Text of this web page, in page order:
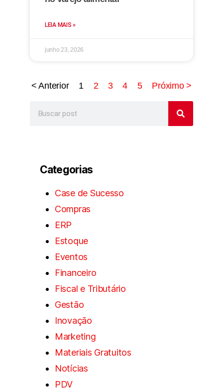
LEIA MAIS »
junho 23, 2026
< Anterior 1 2 3 4 5 Próximo >
Categorias
Case de Sucesso
Compras
ERP
Estoque
Eventos
Financeiro
Fiscal e Tributário
Gestão
Inovação
Marketing
Materiais Gratuitos
Notícias
PDV